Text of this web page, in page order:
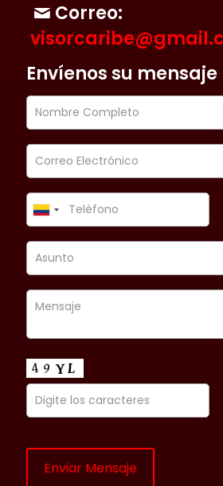
Correo:
Envíenos su mensaje